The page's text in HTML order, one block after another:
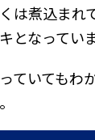
は煮込まれ
となっていま
ていてもわ